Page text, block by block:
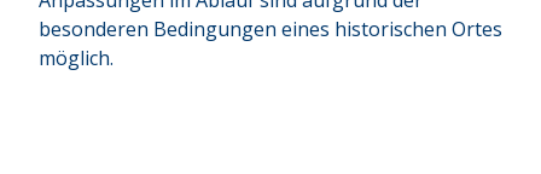
besonderen Bedingungen eines historischen Ortes
möglich.